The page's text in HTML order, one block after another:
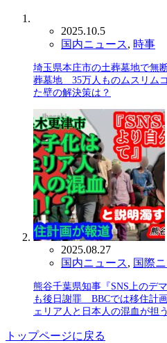
2025.10.5
国内ニュース, 時事
埼玉県本庄市の土葬墓地で無
葬墓地 35万人ものムスリム
た壁の解決策は？
2025.08.27
国内ニュース, 国際
熊谷千葉県知事『SNS上のデ
も後日謝罪 BBCでは移住計
ェリア人と日本人の混血が担
トップページに戻る